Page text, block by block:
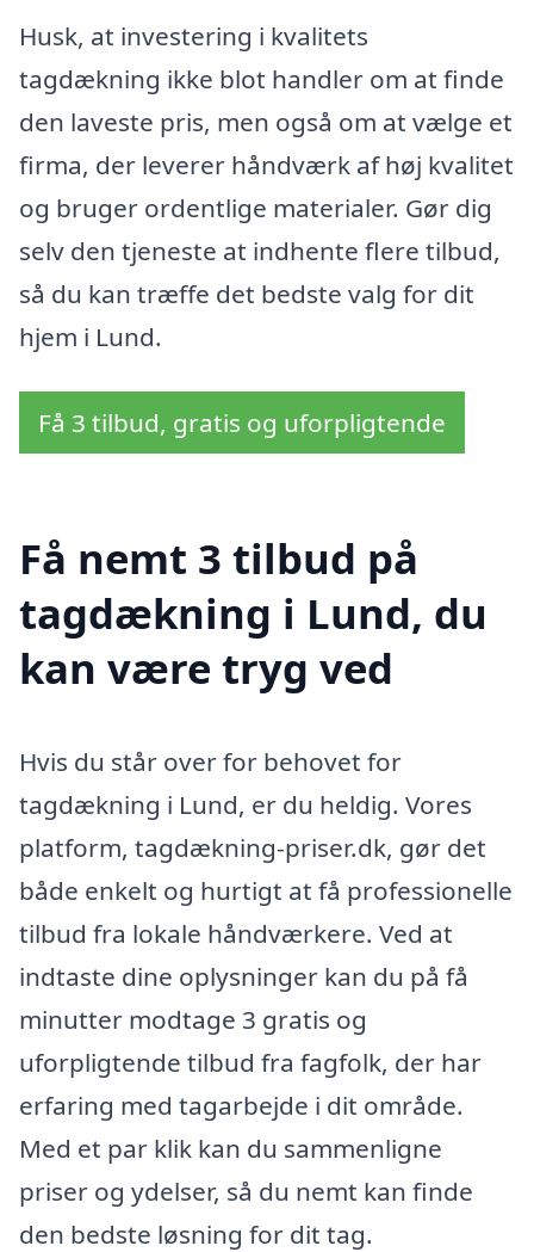
Husk, at investering i kvalitets
tagdækning ikke blot handler om at finde
den laveste pris, men også om at vælge et
firma, der leverer håndværk af høj kvalitet
og bruger ordentlige materialer. Gør dig
selv den tjeneste at indhente flere tilbud,
så du kan træffe det bedste valg for dit
hjem i Lund.
Få 3 tilbud, gratis og uforpligtende
Få nemt 3 tilbud på
tagdækning i Lund, du
kan være tryg ved
Hvis du står over for behovet for
tagdækning i Lund, er du heldig. Vores
platform, tagdækning-priser.dk, gør det
både enkelt og hurtigt at få professionelle
tilbud fra lokale håndværkere. Ved at
indtaste dine oplysninger kan du på få
minutter modtage 3 gratis og
uforpligtende tilbud fra fagfolk, der har
erfaring med tagarbejde i dit område.
Med et par klik kan du sammenligne
priser og ydelser, så du nemt kan finde
den bedste løsning for dit tag.